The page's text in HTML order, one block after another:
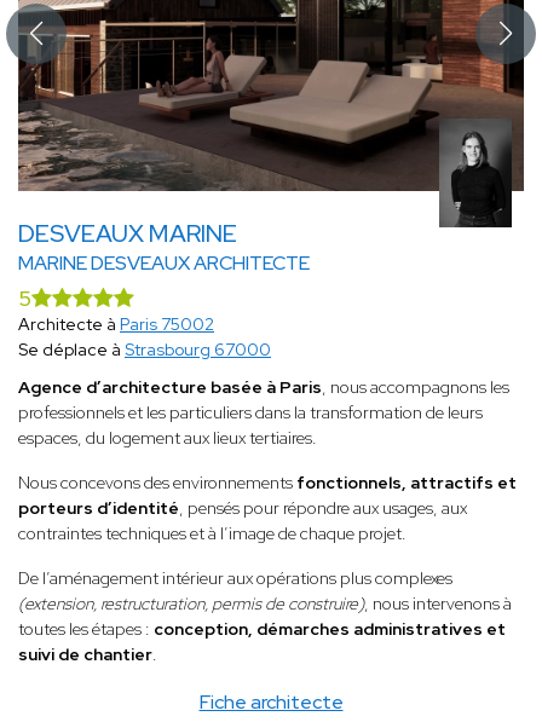
DESVEAUX MARINE
MARINE DESVEAUX ARCHITECTE
Fiche architecte
5
Architecte à Paris 75002
Se déplace à Strasbourg 67000
Agence d’architecture basée à Paris, nous accompagnons les
professionnels et les particuliers dans la transformation de leurs
espaces, du logement aux lieux tertiaires.
Nous concevons des environnements fonctionnels, attractifs et
porteurs d’identité, pensés pour répondre aux usages, aux
contraintes techniques et à l’image de chaque projet.
De l’aménagement intérieur aux opérations plus complexes
(extension, restructuration, permis de construire), nous intervenons à
toutes les étapes : conception, démarches administratives et
suivi de chantier.